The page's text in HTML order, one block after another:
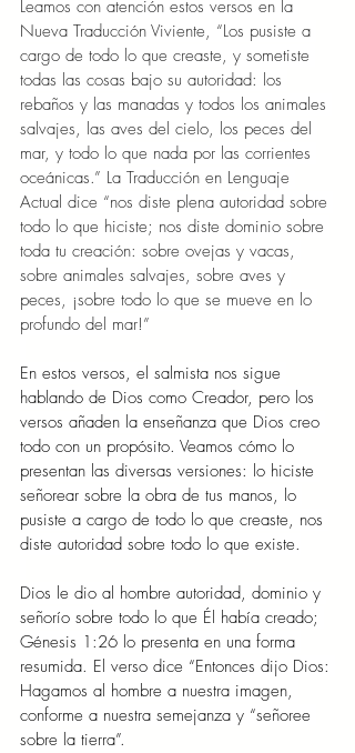
Leamos con atención estos versos en la
Nueva Traducción Viviente, “Los pusiste a
cargo de todo lo que creaste, y sometiste
todas las cosas bajo su autoridad: los
rebaños y las manadas y todos los animales
salvajes, las aves del cielo, los peces del
mar, y todo lo que nada por las corrientes
oceánicas.” La Traducción en Lenguaje
Actual dice “nos diste plena autoridad sobre
todo lo que hiciste; nos diste dominio sobre
toda tu creación: sobre ovejas y vacas,
sobre animales salvajes, sobre aves y
peces, ¡sobre todo lo que se mueve en lo
profundo del mar!”
En estos versos, el salmista nos sigue
hablando de Dios como Creador, pero los
versos añaden la enseñanza que Dios creo
todo con un propósito. Veamos cómo lo
presentan las diversas versiones: lo hiciste
señorear sobre la obra de tus manos, lo
pusiste a cargo de todo lo que creaste, nos
diste autoridad sobre todo lo que existe.
Dios le dio al hombre autoridad, dominio y
señorío sobre todo lo que Él había creado;
Génesis 1:26 lo presenta en una forma
resumida. El verso dice “Entonces dijo Dios:
Hagamos al hombre a nuestra imagen,
conforme a nuestra semejanza y “señoree
sobre la tierra”.